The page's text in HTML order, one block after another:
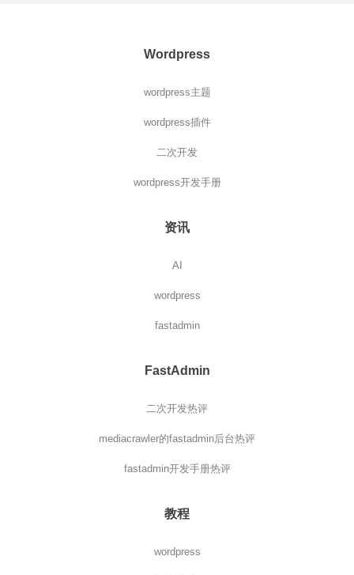
Wordpress
wordpress主题
wordpress插件
二次开发
wordpress开发手册
资讯
AI
wordpress
fastadmin
FastAdmin
二次开发热评
mediacrawler的fastadmin后台热评
fastadmin开发手册热评
教程
wordpress